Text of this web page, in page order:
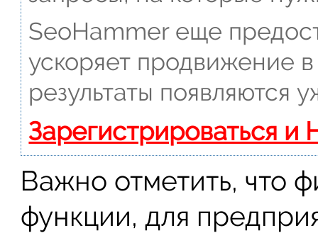
SeoHammer еще
ускоряет продвижение
результаты появляются
Зарегистрироваться и
Важно отметить, что
функции, для